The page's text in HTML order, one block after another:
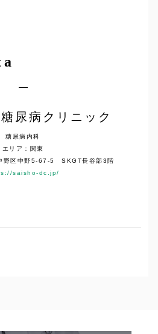
尿病クリニック
糖尿病内科
エリア：関東
野区中野5-67-5 SKGT長谷部3階
saisho-dc.jp/